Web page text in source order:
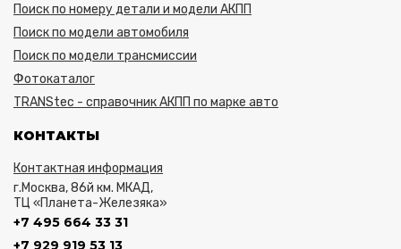
Поиск по номеру детали и модели АКПП
Поиск по модели автомобиля
Поиск по модели трансмиссии
Фотокаталог
TRANStec - справочник АКПП по марке авто
КОНТАКТЫ
Контактная информация
г.Москва, 86й км. МКАД,
ТЦ «Планета-Железяка»
+7 495 664 33 31
+7 929 919 53 13